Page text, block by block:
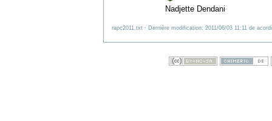
Nadjette Dendani
rapc2011.txt· Dernière modification: 2011/06/03 11:11 de